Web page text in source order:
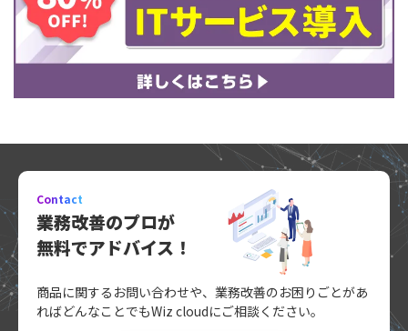
Contact
業務改善のプロが
無料でアドバイス！
商品に関するお問い合わせや、業務改善のお困りごとがあ
ればどんなことでもWiz cloudにご相談ください。